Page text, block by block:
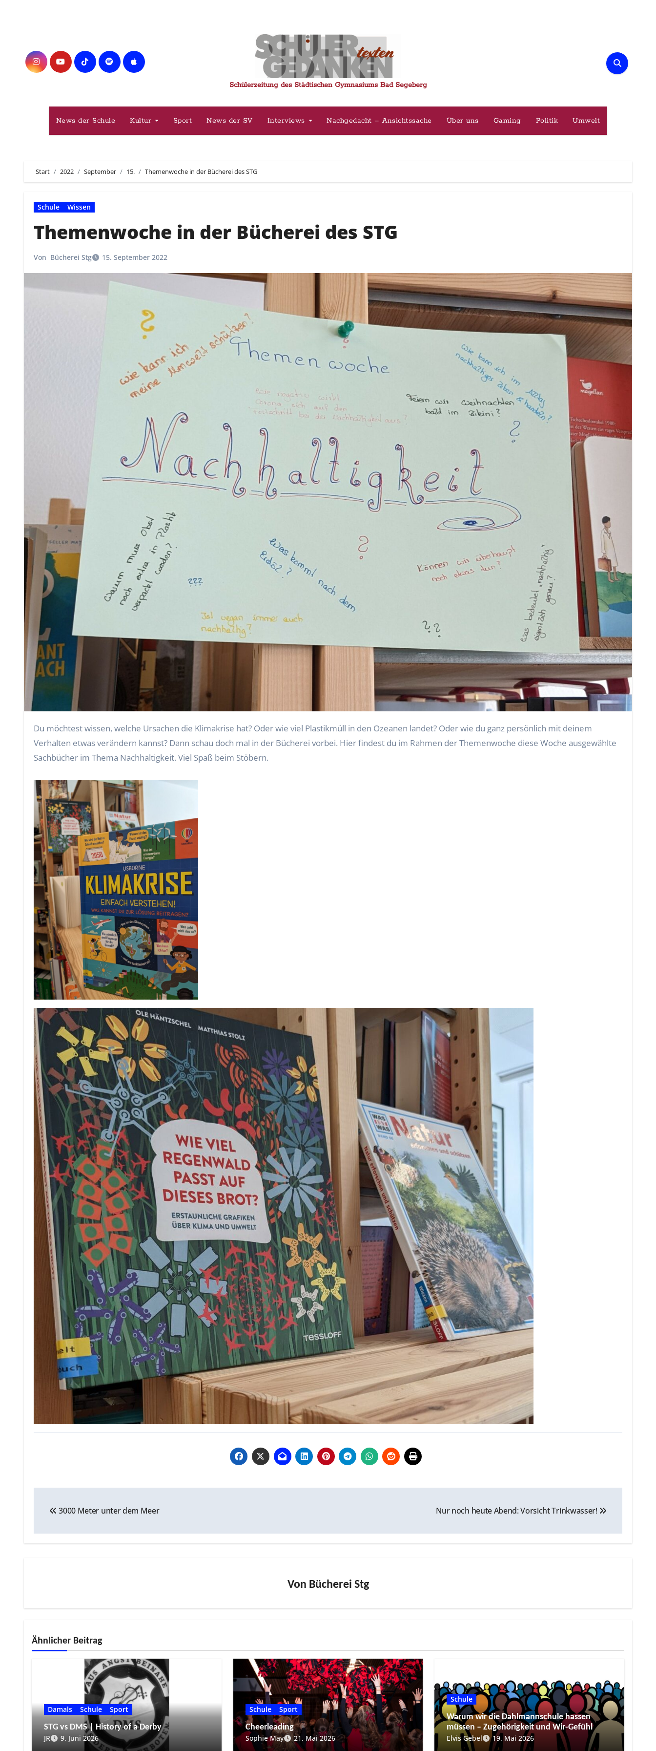
Schülerzeitung des Städtischen Gymnasiums Bad Segeberg
News der Schule Kultur Sport News der SV Interviews Nachgedacht – Ansichtssache Über uns Gaming Politik Umwelt
Start 2022 September 15. Themenwoche in der Bücherei des STG
Schule Wissen
Themenwoche in der Bücherei des STG
Von Bücherei Stg 15. September 2022
Du möchtest wissen, welche Ursachen die Klimakrise hat? Oder wie viel Plastikmüll in den Ozeanen landet? Oder wie du ganz persönlich mit deinem
Verhalten etwas verändern kannst? Dann schau doch mal in der Bücherei vorbei. Hier findest du im Rahmen der Themenwoche diese Woche ausgewählte
Sachbücher im Thema Nachhaltigkeit. Viel Spaß beim Stöbern.
3000 Meter unter dem Meer Nur noch heute Abend: Vorsicht Trinkwasser!
Von Bücherei Stg
Ähnlicher Beitrag
Damals Schule
Sport
STG vs DMS | History of a Derby
JR
9. Juni 2026
Schule
Sport
Cheerleading
Sophie May
21. Mai 2026
Schule
Warum wir die Dahlmannschule hassen
müssen – Zugehörigkeit und Wir-Gefühl
Elvis Gebel
19. Mai 2026